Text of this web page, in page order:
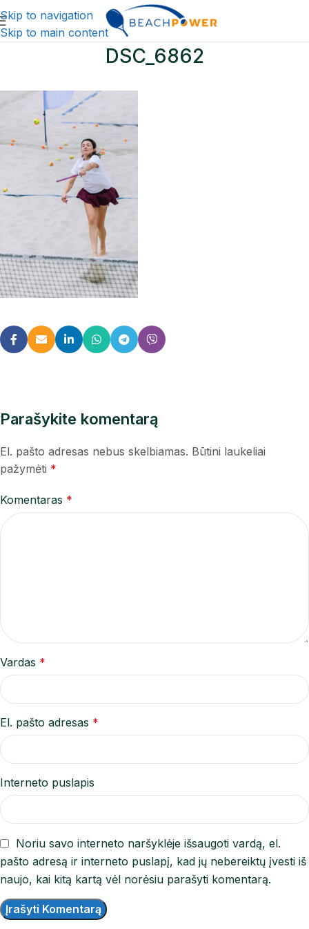
Skip to navigation
Skip to main content
DSC_6862
Parašykite komentarą
El. pašto adresas nebus skelbiamas. Būtini laukeliai
pažymėti *
Komentaras *
Vardas *
El. pašto adresas *
Interneto puslapis
Noriu savo interneto naršyklėje išsaugoti vardą, el.
pašto adresą ir interneto puslapį, kad jų nebereiktų įvesti iš
naujo, kai kitą kartą vėl norėsiu parašyti komentarą.